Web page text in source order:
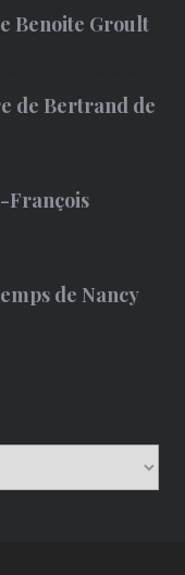
Benoite Groult
de Bertrand de
François
de Nancy